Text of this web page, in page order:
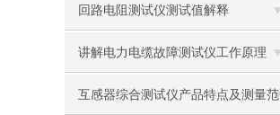
回路电阻测试仪测试值解释
讲解电力电缆故障测试仪工作原理
互感器综合测试仪产品特点及测量范